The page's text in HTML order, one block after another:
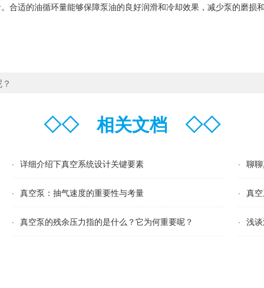
的油循环量能够保障泵油的良好润滑和冷却效果，减少泵的磨损
◇◇相关文档 ◇◇
· 详细介绍下真空系统设计关键要素 · 聊
· 真空泵：抽气速度的重要性与考量 · 真
· 真空泵的残余压力指的是什么？它为何重要呢？ · 浅